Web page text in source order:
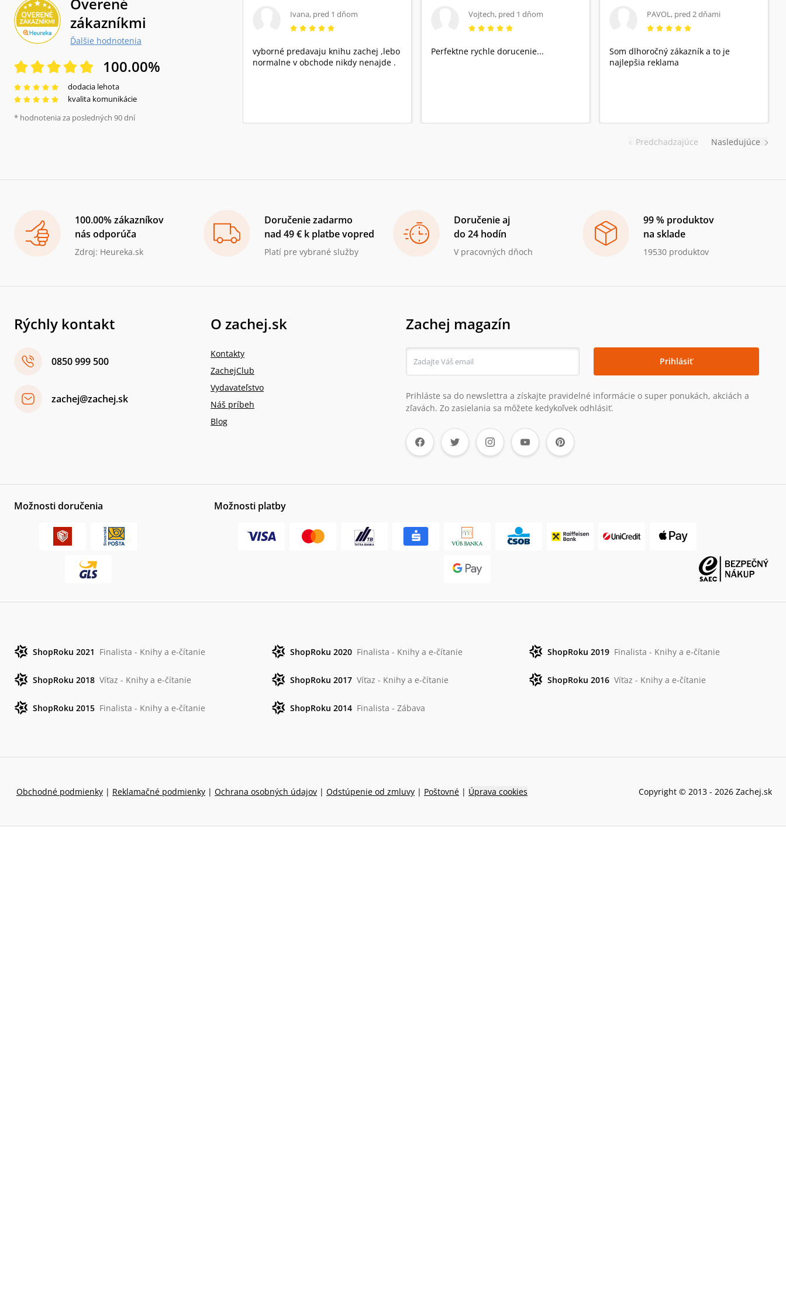
Overené
zákazníkmi
Ďalšie hodnotenia
100.00%
dodacia lehota
kvalita komunikácie
* hodnotenia za posledných 90 dní
Predchadzajúce
Ivana, pred 1 dňom
vyborné predavaju knihu zachej ,lebo
normalne v obchode nikdy nenajde .
Vojtech, pred 1 dňom
Perfektne rychle dorucenie...
PAVOL, pred 2 dňami
Som dlhoročný zákazník a to je
najlepšia reklama
Nasledujúce
100.00% zákazníkov
nás odporúča
Zdroj: Heureka.sk
Doručenie zadarmo
nad 49 € k platbe vopred
Platí pre vybrané služby
Doručenie aj
do 24 hodín
V pracovných dňoch
99 % produktov
na sklade
19530 produktov
Rýchly kontakt
0850 999 500
zachej@zachej.sk
O zachej.sk
Kontakty
ZachejClub
Vydavateľstvo
Náš príbeh
Blog
Zachej magazín
Prihlásiť
Prihláste sa do newslettra a získajte pravidelné informácie o super ponukách, akciách a
zľavách. Zo zasielania sa môžete kedykoľvek odhlásiť.
Možnosti doručenia Možnosti platby
ShopRoku 2021 Finalista - Knihy a e-čítanie ShopRoku 2020 Finalista - Knihy a e-čítanie ShopRoku 2019 Finalista - Knihy a e-čítanie
ShopRoku 2018 Víťaz - Knihy a e-čítanie ShopRoku 2017 Víťaz - Knihy a e-čítanie ShopRoku 2016 Víťaz - Knihy a e-čítanie
ShopRoku 2015 Finalista - Knihy a e-čítanie ShopRoku 2014 Finalista - Zábava
Obchodné podmienky | Reklamačné podmienky | Ochrana osobných údajov | Odstúpenie od zmluvy | Poštovné | Úprava cookies Copyright © 2013 - 2026 Zachej.sk